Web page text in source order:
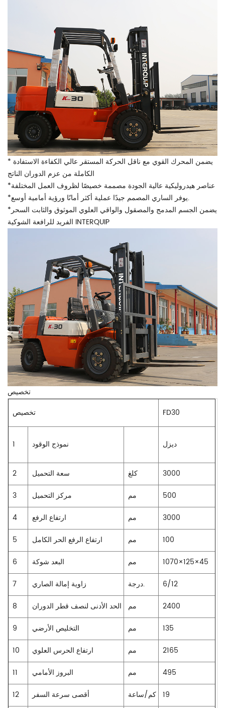
* يضمن المحرك القوي مع ناقل الحركة المستقر عالي الكفاءة الاستفادة
الكاملة من عزم الدوران الناتج
*عناصر هيدروليكية عالية الجودة مصممة خصيصًا لظروف العمل المختلفة
*يوفر الساري المصمم جيدًا عملية أكثر أمانًا ورؤية أمامية أوسع.
*يضمن الجسم المدمج والمصقول والواقي العلوي الموثوق والثابت السحر
الفريد للرافعة الشوكية INTERQUIP
تخصيص
تخصيص
FD30
1 نموذج الوقود ديزل
2 سعة التحميل كلغ
3000
3
مركز التحميل مم
500
4
ارتفاع الرفع مم
3000
5
ارتفاع الرفع الحر الكامل مم
100
6
البعد شوكة مم
1070×125×45
7
زاوية إمالة الصاري درجة.
6/12
8
الحد الأدنى لنصف قطر الدوران مم
2400
9
التخليص الأرضي مم
135
10
ارتفاع الحرس العلوي مم
2165
11
البروز الأمامي مم
495
12
أقصى سرعة السفر كم/ساعة 19